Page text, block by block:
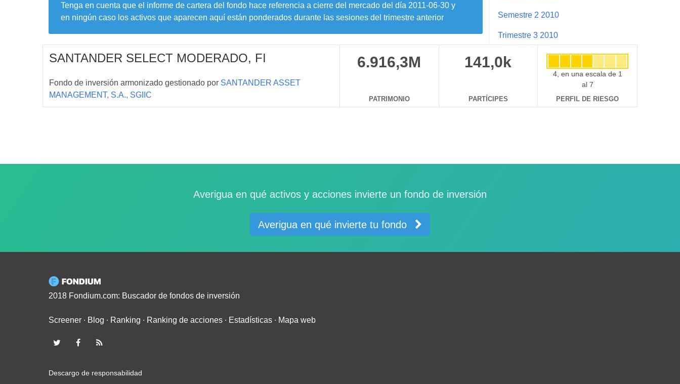
Tenga en cuenta que el informe de cartera del fondo hace referencia a cierre del mercado del día 2011-06-30 y
en ningún caso los activos que aparecen aquí están ponderados durante las sesiones del trimestre anterior
Semestre 2 2010
Trimestre 3 2010
SANTANDER SELECT MODERADO, FI
Fondo de inversión armonizado gestionado por SANTANDER ASSET
MANAGEMENT, S.A., SGIIC
6.916,3M
PATRIMONIO
141,0k
PARTÍCIPES
4, en una escala de 1
al 7
PERFIL DE RIESGO
Averigua en qué activos y acciones invierte un fondo de inversión
Averigua en qué invierte tu fondo
2018 Fondium.com: Buscador de fondos de inversión
Screener ∙ Blog ∙ Ranking ∙ Ranking de acciones ∙ Estadísticas ∙ Mapa web
Descargo de responsabilidad